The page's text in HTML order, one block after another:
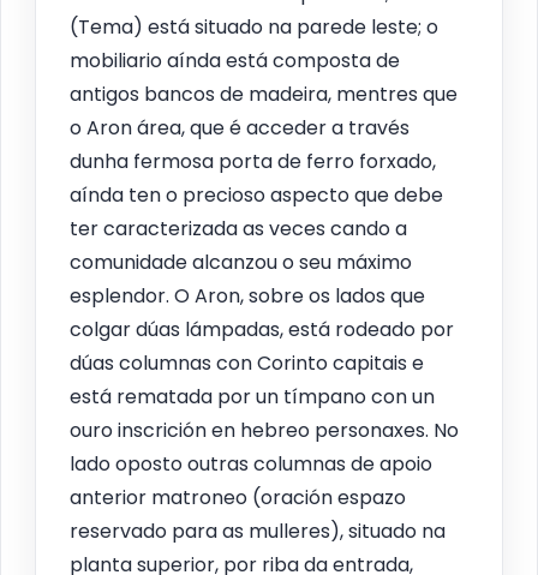
(Tema) está situado na parede leste; o
mobiliario aínda está composta de
antigos bancos de madeira, mentres que
o Aron área, que é acceder a través
dunha fermosa porta de ferro forxado,
aínda ten o precioso aspecto que debe
ter caracterizada as veces cando a
comunidade alcanzou o seu máximo
esplendor. O Aron, sobre os lados que
colgar dúas lámpadas, está rodeado por
dúas columnas con Corinto capitais e
está rematada por un tímpano con un
ouro inscrición en hebreo personaxes. No
lado oposto outras columnas de apoio
anterior matroneo (oración espazo
reservado para as mulleres), situado na
planta superior, por riba da entrada,